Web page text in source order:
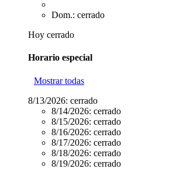
Dom.: cerrado
Hoy cerrado
Horario especial
Mostrar todas
8/13/2026: cerrado
8/14/2026: cerrado
8/15/2026: cerrado
8/16/2026: cerrado
8/17/2026: cerrado
8/18/2026: cerrado
8/19/2026: cerrado